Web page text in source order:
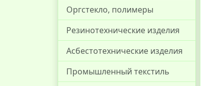
Оргстекло, полимеры
Резинотехнические изделия
Асбестотехнические изделия
Промышленный текстиль